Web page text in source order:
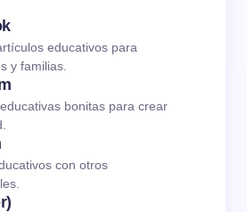
educativos para
y familias.
bonitas para crear
con otros